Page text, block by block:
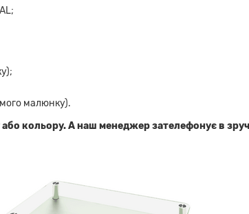
малюнку).
кольору. А наш менеджер зателефонує в